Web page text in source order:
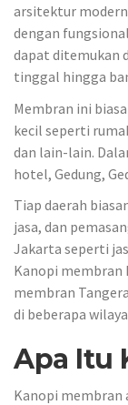
arsitektur modern
dengan
dapat ditemukan
tinggal hingga
Membran ini
kecil seperti
dan lain-lain.
hotel, Gedung,
Tiap daerah
jasa, dan
Jakarta seperti
Kanopi membran
membran
di beberapa
Apa Itu
Kanopi membran